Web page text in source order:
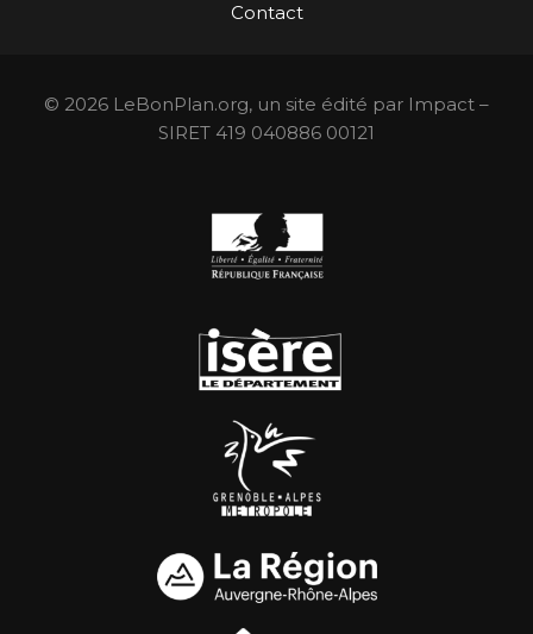
Contact
© 2026 LeBonPlan.org, un site édité par Impact –
SIRET 419 040886 00121